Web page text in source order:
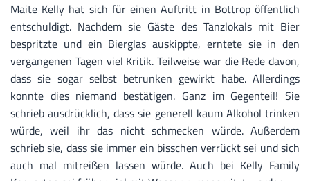
Maite Kelly hat sich für einen Auftritt in Bottrop öffentlich
entschuldigt. Nachdem sie Gäste des Tanzlokals mit Bier
bespritzte und ein Bierglas auskippte, erntete sie in den
vergangenen Tagen viel Kritik. Teilweise war die Rede davon,
dass sie sogar selbst betrunken gewirkt habe. Allerdings
konnte dies niemand bestätigen. Ganz im Gegenteil! Sie
schrieb ausdrücklich, dass sie generell kaum Alkohol trinken
würde, weil ihr das nicht schmecken würde. Außerdem
schrieb sie, dass sie immer ein bisschen verrückt sei und sich
auch mal mitreißen lassen würde. Auch bei Kelly Family